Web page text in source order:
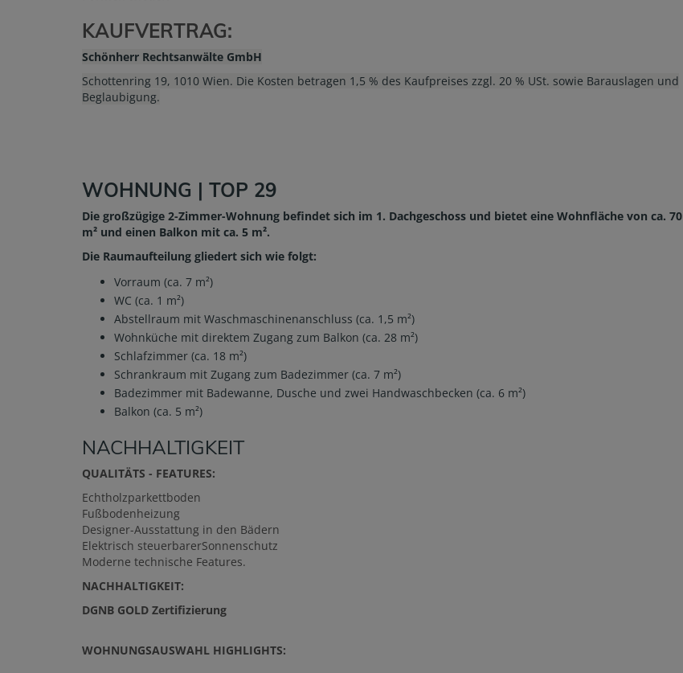
KAUFVERTRAG:
Schönherr Rechtsanwälte GmbH
Schottenring 19, 1010 Wien. Die Kosten betragen 1,5 % des Kaufpreises zzgl. 20 % USt. sowie Barauslagen und
Beglaubigung.
WOHNUNG | TOP 29
Die großzügige 2-Zimmer-Wohnung befindet sich im 1. Dachgeschoss und bietet eine Wohnfläche von ca. 70
m² und einen Balkon mit ca. 5 m².
Die Raumaufteilung gliedert sich wie folgt:
Vorraum (ca. 7 m²)
WC (ca. 1 m²)
Abstellraum mit Waschmaschinenanschluss (ca. 1,5 m²)
Wohnküche mit direktem Zugang zum Balkon (ca. 28 m²)
Schlafzimmer (ca. 18 m²)
Schrankraum mit Zugang zum Badezimmer (ca. 7 m²)
Badezimmer mit Badewanne, Dusche und zwei Handwaschbecken (ca. 6 m²)
Balkon (ca. 5 m²)
NACHHALTIGKEIT
QUALITÄTS - FEATURES:
Echtholzparkettboden
Fußbodenheizung
Designer-Ausstattung in den Bädern
Elektrisch steuerbarerSonnenschutz
Moderne technische Features.
NACHHALTIGKEIT:
DGNB GOLD Zertifizierung
WOHNUNGSAUSWAHL HIGHLIGHTS: